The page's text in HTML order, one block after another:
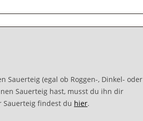
Sauerteig (egal ob Roggen-, Dinkel- oder
Sauerteig hast, musst du ihn dir
Sauerteig findest du hier.